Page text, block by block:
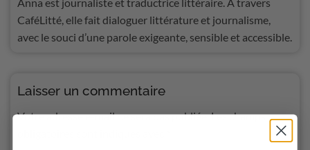
CaféLitté, elle fait dialoguer littérature et journalisme,
avec le souci d’une parole exigeante, sensible et accessible.
Laisser un commentaire
Votre adresse e-mail ne sera pas publiée.Les champs